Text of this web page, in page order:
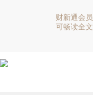
财新通会员
可畅读全文